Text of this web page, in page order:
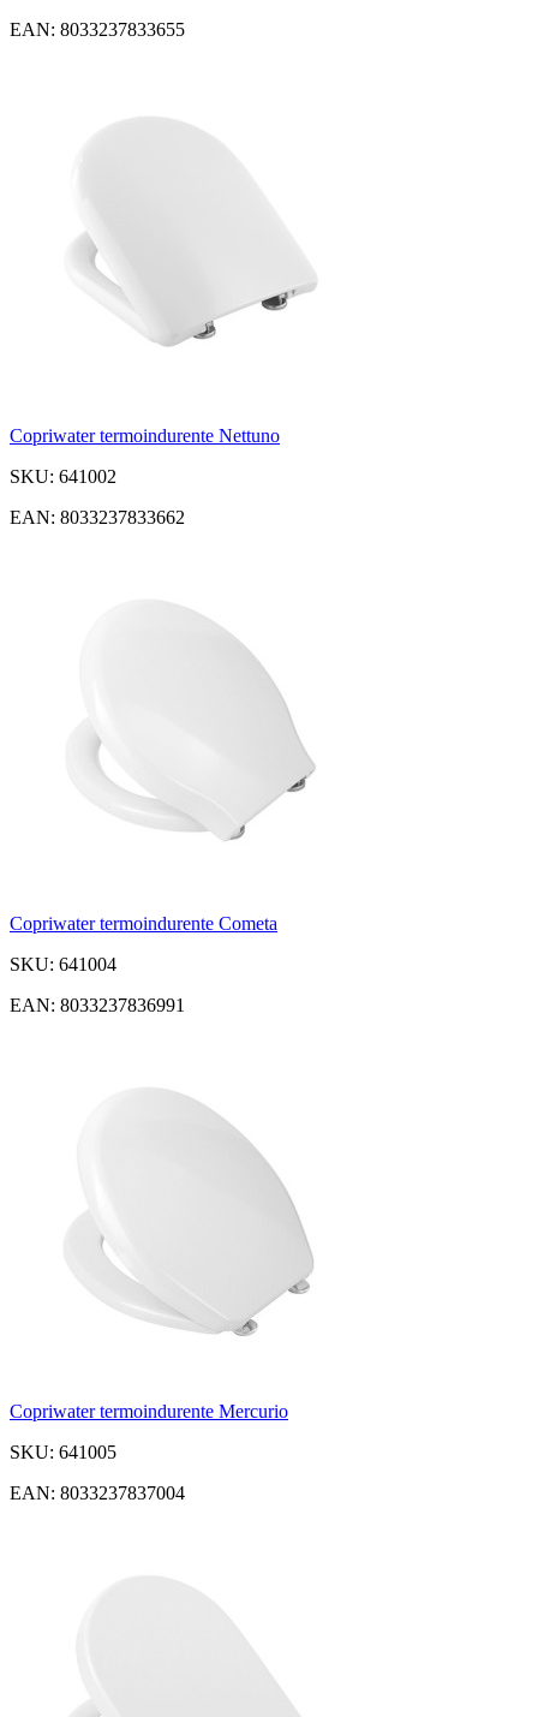
EAN: 8033237833655
Copriwater termoindurente Nettuno
SKU: 641002
EAN: 8033237833662
Copriwater termoindurente Cometa
SKU: 641004
EAN: 8033237836991
Copriwater termoindurente Mercurio
SKU: 641005
EAN: 8033237837004